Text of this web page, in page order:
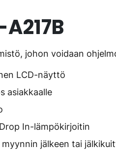
johon voidaan
LCD-näyttö
asiakkaalle
In-lämpökirjoitin
jälkeen tai